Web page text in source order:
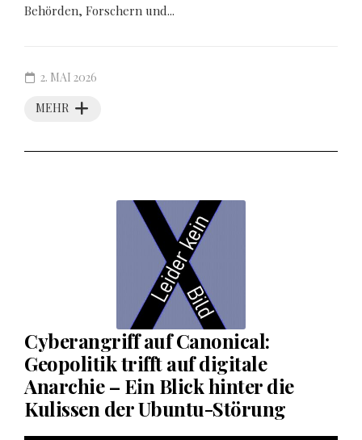
Behörden, Forschern und...
MEHR
2. MAI 2026
Cyberangriff auf Canonical:
Geopolitik trifft auf digitale
Anarchie – Ein Blick hinter die
Kulissen der Ubuntu-Störung